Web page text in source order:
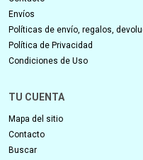
Envíos
Políticas de envío, regalos,
Política de Privacidad
Condiciones de Uso
TU CUENTA
Mapa del sitio
Contacto
Buscar